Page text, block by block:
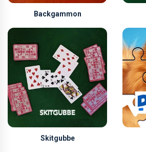
Backgammon
Skitgubbe